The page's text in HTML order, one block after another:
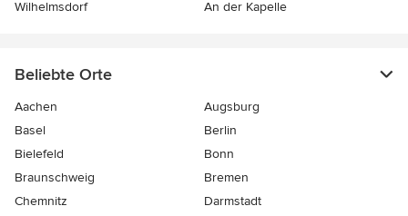
Wilhelmsdorf An der Kapelle
Beliebte Orte
Aachen
Augsburg
Basel
Berlin
Bielefeld
Bonn
Braunschweig
Bremen
Chemnitz
Darmstadt